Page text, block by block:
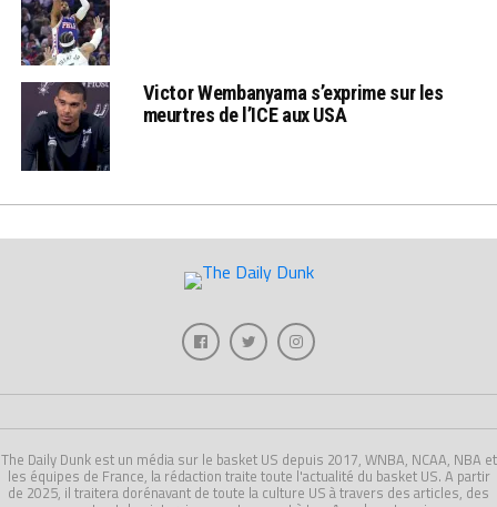
Victor Wembanyama s’exprime sur les
meurtres de l’ICE aux USA
The Daily Dunk est un média sur le basket US depuis 2017, WNBA, NCAA, NBA et
les équipes de France, la rédaction traite toute l'actualité du basket US. A partir
de 2025, il traitera dorénavant de toute la culture US à travers des articles, des